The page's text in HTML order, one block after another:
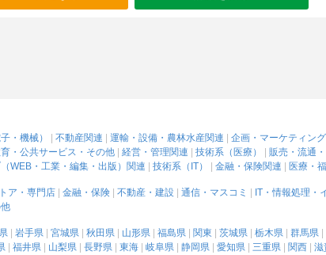
・機械） 不動産関連 運輸・設備・農林水産関連
企画・マーケティン
・公共サービス・その他 経営・管理関連 技術系（医療）
販売・流通
WEB・工業・編集・出版）関連 技術系（IT） 金融・保険関連 医療・
ア・専門店 金融・保険 不動産・建設 通信・マスコミ
IT・情報処理・
岩手県 宮城県 秋田県 山形県 福島県 関東 茨城県 栃木県
群馬県
福井県 山梨県 長野県 東海 岐阜県 静岡県 愛知県 三重県 関西
滋